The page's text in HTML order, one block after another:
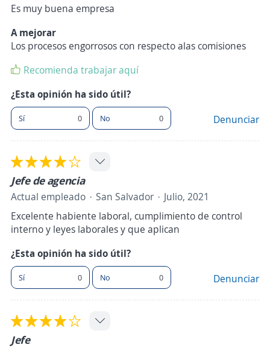
Es muy buena empresa
A mejorar
Los procesos engorrosos con respecto alas comisiones
Recomienda trabajar aquí
¿Esta opinión ha sido útil?
Sí 0 No 0 Denunciar
Jefe de agencia
Actual empleado San Salvador
Julio, 2021
Excelente habiente laboral, cumplimiento de control
interno y leyes laborales y que aplican
¿Esta opinión ha sido útil?
Sí 0 No 0 Denunciar
Jefe